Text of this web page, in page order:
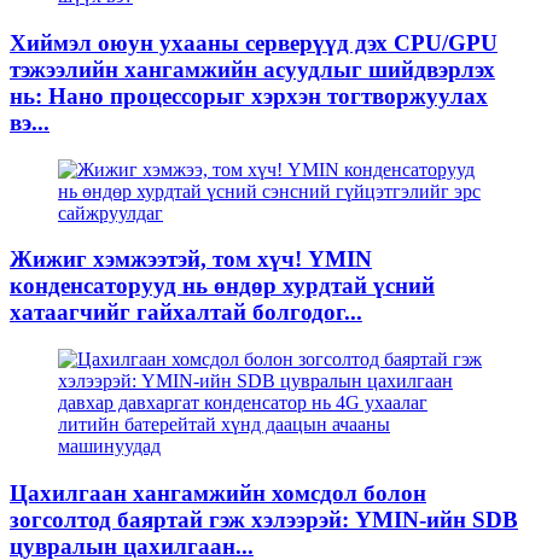
Хиймэл оюун ухааны серверүүд дэх CPU/GPU
тэжээлийн хангамжийн асуудлыг шийдвэрлэх
нь: Нано процессорыг хэрхэн тогтворжуулах
вэ...
Жижиг хэмжээтэй, том хүч! YMIN
конденсаторууд нь өндөр хурдтай үсний
хатаагчийг гайхалтай болгодог...
Цахилгаан хангамжийн хомсдол болон
зогсолтод баяртай гэж хэлээрэй: YMIN-ийн SDB
цувралын цахилгаан...